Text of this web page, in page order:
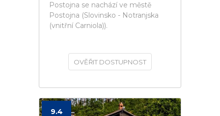
Postojna se nachází ve městě
Postojna (Slovinsko - Notranjska
(vnitřní Carniola)).
OVĚŘIT DOSTUPNOST
9.4